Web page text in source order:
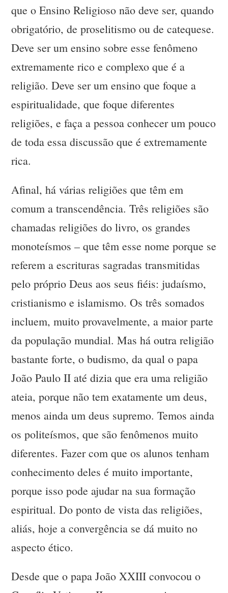
que o Ensino Religioso não deve ser, quando
obrigatório, de proselitismo ou de catequese.
Deve ser um ensino sobre esse fenômeno
extremamente rico e complexo que é a
religião. Deve ser um ensino que foque a
espiritualidade, que foque diferentes
religiões, e faça a pessoa conhecer um pouco
de toda essa discussão que é extremamente
rica.
Afinal, há várias religiões que têm em
comum a transcendência. Três religiões são
chamadas religiões do livro, os grandes
monoteísmos – que têm esse nome porque se
referem a escrituras sagradas transmitidas
pelo próprio Deus aos seus fiéis: judaísmo,
cristianismo e islamismo. Os três somados
incluem, muito provavelmente, a maior parte
da população mundial. Mas há outra religião
bastante forte, o budismo, da qual o papa
João Paulo II até dizia que era uma religião
ateia, porque não tem exatamente um deus,
menos ainda um deus supremo. Temos ainda
os politeísmos, que são fenômenos muito
diferentes. Fazer com que os alunos tenham
conhecimento deles é muito importante,
porque isso pode ajudar na sua formação
espiritual. Do ponto de vista das religiões,
aliás, hoje a convergência se dá muito no
aspecto ético.
Desde que o papa João XXIII convocou o